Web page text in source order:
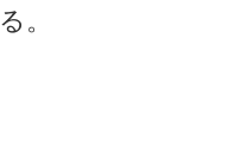
る。